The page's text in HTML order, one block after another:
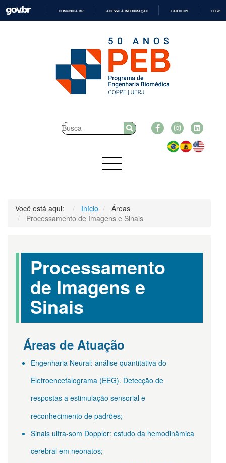
O
CONTEÚDO
COMUNICA BR ACESSO À INFORMAÇÃO PARTICIPE
Você está aqui: Início
Áreas
Processamento de Imagens e Sinais
Processamento
de Imagens e
Sinais
Áreas de Atuação
Engenharia Neural: análise quantitativa do
Eletroencefalograma (EEG). Detecção de
respostas a estimulação sensorial e
reconhecimento de padrões;
Sinais ultra-som Doppler: estudo da hemodinâmica
cerebral em neonatos;